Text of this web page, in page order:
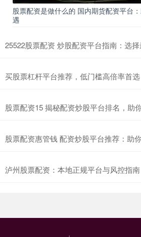
股票配资是做什么的 国内期货配资平台
遇
25522股票配资 炒股配资平台指南：选
买股票杠杆平台推荐，低门槛高倍率首选
股票配资15 揭秘配资炒股平台排名，助
股票配资惠管钱 配资炒股平台推荐：助
泸州股票配资：本地正规平台与风控指南